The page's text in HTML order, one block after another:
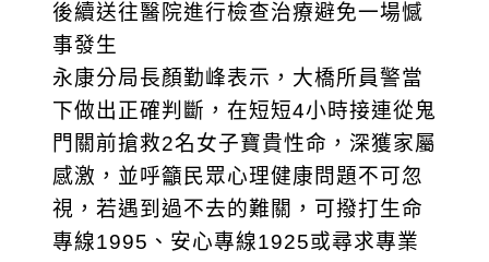
後續送往醫院進行檢查治療避免一場憾
事發生
永康分局長顏勤峰表示，大橋所員警當
下做出正確判斷，在短短4小時接連從鬼
門關前搶救2名女子寶貴性命，深獲家屬
感激，並呼籲民眾心理健康問題不可忽
視，若遇到過不去的難關，可撥打生命
專線1995、安心專線1925或尋求專業